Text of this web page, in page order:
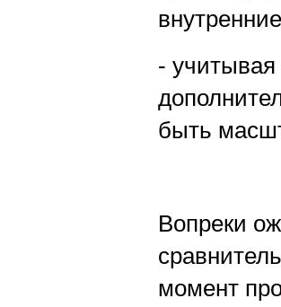
-
быть
Вопреки
момент